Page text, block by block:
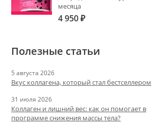
месяца
4 950₽
Полезные статьи
5 августа 2026
Вкус коллагена, который стал бестселлером
31 июля 2026
Коллаген и лишний вес: как он помогает в
программе снижения массы тела?